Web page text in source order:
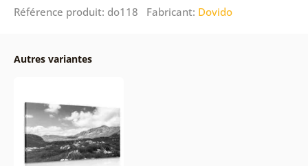
Référence produit: do118 Fabricant: Dovido
Autres variantes